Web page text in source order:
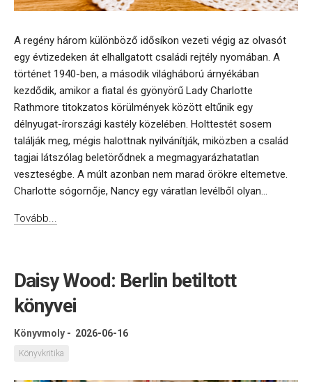
A regény három különböző idősíkon vezeti végig az olvasót
egy évtizedeken át elhallgatott családi rejtély nyomában. A
történet 1940-ben, a második világháború árnyékában
kezdődik, amikor a fiatal és gyönyörű Lady Charlotte
Rathmore titokzatos körülmények között eltűnik egy
délnyugat-írországi kastély közelében. Holttestét sosem
találják meg, mégis halottnak nyilvánítják, miközben a család
tagjai látszólag beletörődnek a megmagyarázhatatlan
veszteségbe. A múlt azonban nem marad örökre eltemetve.
Charlotte sógornője, Nancy egy váratlan levélből olyan...
Tovább...
Daisy Wood: Berlin betiltott
könyvei
Könyvmoly - 2026-06-16
Könyvkritika